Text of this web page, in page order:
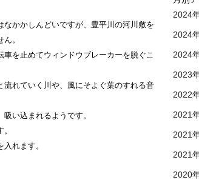
かかしんどいですが、豊平川の河川敷を
。
を止めてウィンドウブレーカーを脱ぐこ
れていく川や、風にそよぐ葉のすれる音
い込まれるようです。
れます。
2024
2024
2024
2023
2022
2021
2021
2021
2020